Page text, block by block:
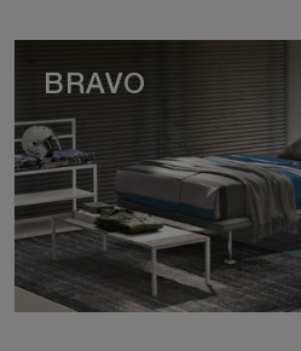
BRAVO